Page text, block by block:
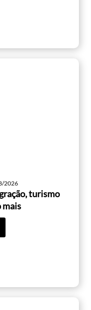
2026
turismo
mais